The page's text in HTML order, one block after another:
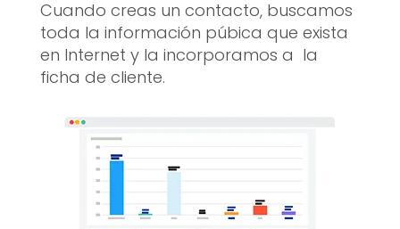
Cuando creas un contacto, buscamos
toda la información púbica que exista
en Internet y la incorporamos a la
ficha de cliente.